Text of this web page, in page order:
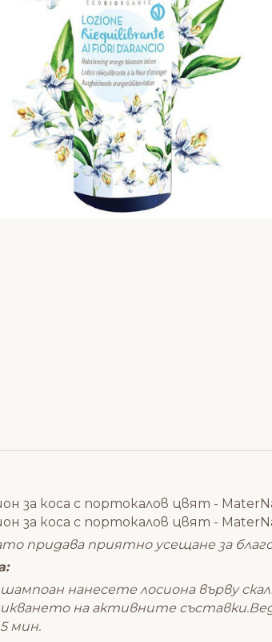
за коса с портокалов цвят -
за коса с портокалов цвят -
придава приятно усещане за
нанесете лосиона върву
на активните
мин.